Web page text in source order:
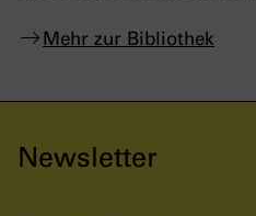
Mehr zur Bibliothek
Newsletter